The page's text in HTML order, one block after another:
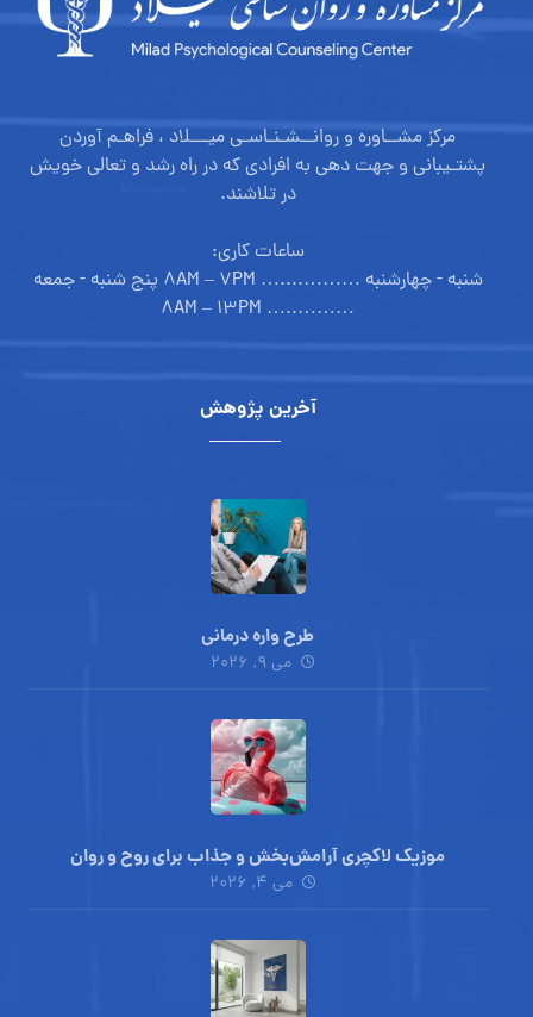
مرکز مشــاوره و روانــشـنـاسـی میـــلاد ، فراهـم آوردن
پشتـیبانی و جهت دهی به افرادی که در راه رشد و تعالی خویش
در تلاشند.
ساعات کاری:
شنبه - چهارشنبه ………....… ۸AM – ۷PM پنج شنبه - جمعه
………..… ۸AM – ۱۳PM
آخرین پژوهش
طرح واره درمانی
می ۹, ۲۰۲۶
موزیک لاکچری آرامش‌بخش‌ و جذاب‌ برای روح و روان
می ۴, ۲۰۲۶